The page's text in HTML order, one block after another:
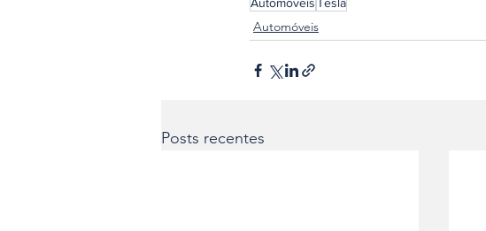
AutomóveisTesla
Automóveis
Posts recentes